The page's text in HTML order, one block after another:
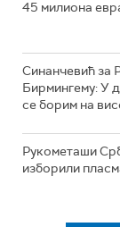
45 милиона
Синанчевић за
Бирмингему: У
се борим на
Рукометаши
изборили